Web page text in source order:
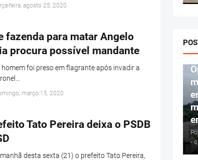
feira, agosto 25, 2020
fazenda para matar Angelo
procura possível mandante
foi preso em flagrante após invadir a
março 15, 2020
Tato Pereira deixa o PSDB
desta sexta (21) o prefeito Tato Pereira,
-